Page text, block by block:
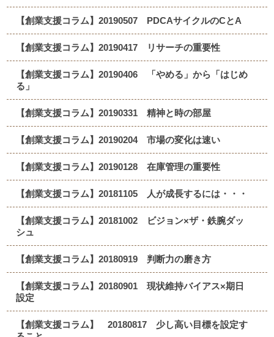
【創業支援コラム】20190507 PDCAサイクルのCとA
【創業支援コラム】20190417 リサーチの重要性
【創業支援コラム】20190406 「やめる」から「はじめ
る」
【創業支援コラム】20190331 精神と時の部屋
【創業支援コラム】20190204 市場の変化は速い
【創業支援コラム】20190128 在庫管理の重要性
【創業支援コラム】20181105 人が成長するには・・・
【創業支援コラム】20181002 ビジョン×ザ・鉄腕ダッ
シュ
【創業支援コラム】20180919 判断力の磨き方
【創業支援コラム】20180901 現状維持バイアス×期日
設定
【創業支援コラム】 20180817 少し高い目標を設定す